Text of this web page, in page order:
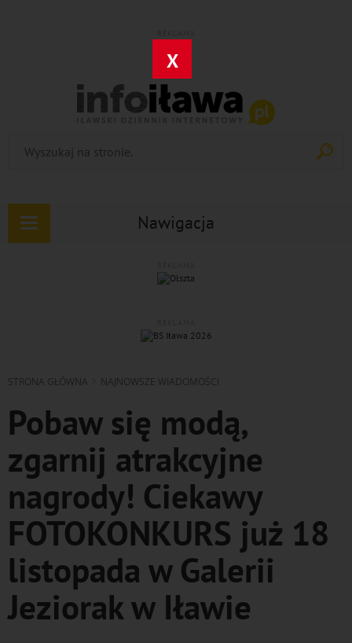
X
Nawigacja
Rozwiń
STRONA GŁÓWNA NAJNOWSZE WIADOMOŚCI
Pobaw się modą,
zgarnij atrakcyjne
nagrody! Ciekawy
FOTOKONKURS już 18
listopada w Galerii
Jeziorak w Iławie